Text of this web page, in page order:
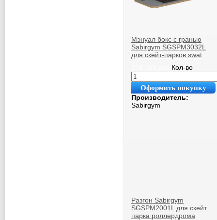
Мэнуал бокс с гранью
Sabirgym SGSPM3032L
для скейт-парков swat
Кол-во
Оформить покупку
Производитель:
Sabirgym
Разгон Sabirgym
SGSPM2001L для скейт
парка роллердрома